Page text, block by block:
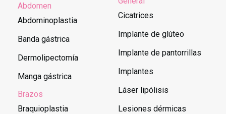
Abdomen
Abdominoplastia
Banda gástrica
Dermolipectomía
Manga gástrica
Brazos
Braquioplastia
Cicatrices
Implante de glúteo
Implante de pantorrillas
Implantes
Láser lipólisis
Lesiones dérmicas